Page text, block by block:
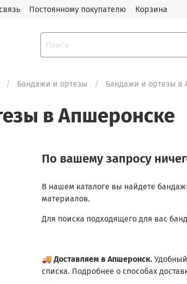
Постоянному покупателю Корзина
Бандажи и ортезы Бандажи и ортезы в
в Апшеронске
По вашему запросу
В нашем каталоге вы найдете
материалов.
Для поиска подходящего для вас
🚚Доставляем в Апшеронск.
списка. Подробнее о способах